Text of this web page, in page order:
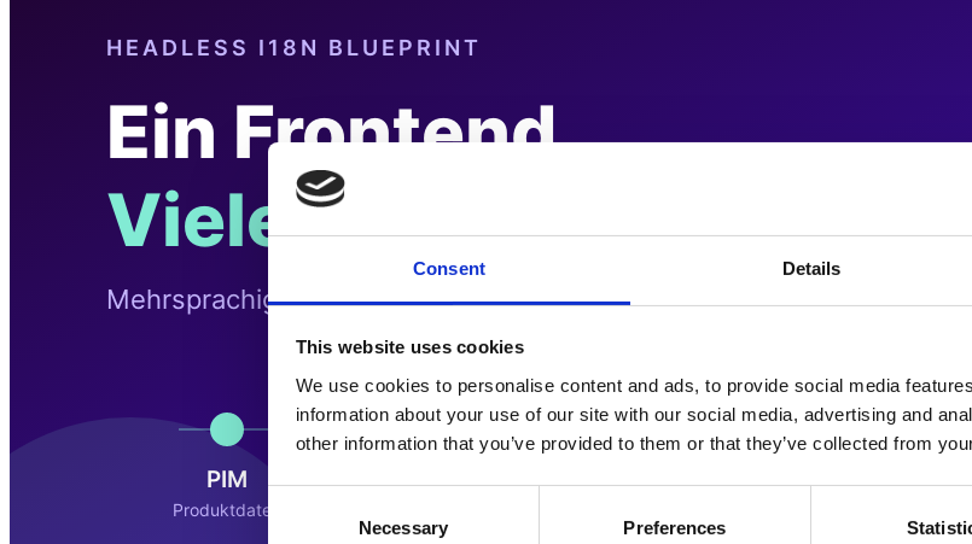
Consent Details
This website uses cookies
We use cookies to personalise content and ads, to provide social media
information about your use of our site with our social media, advertising and
other information that you’ve provided to them or that they’ve collected from
Necessary Preferences